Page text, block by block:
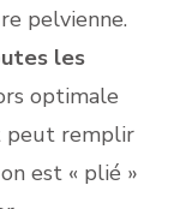
pelvienne.
les
optimale
peut remplir
est « plié »